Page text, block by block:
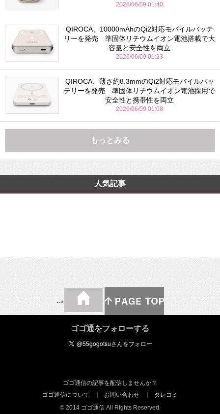
2026/06/09 01:40
QIROCA、10000mAhのQi2対応モバイルバッテ
リーを発売 準固体リチウムイオン電池搭載で大
容量と安全性を両立
2026/06/09 01:23
QIROCA、薄さ約8.3mmのQi2対応モバイルバッ
テリーを発売 準固体リチウムイオン電池採用で
安全性と携帯性を両立
2026/06/09 01:08
もっとみる
人気記事
-->
ゴゴ通をフォローする
ゴゴ通信の記事を配信しませんか？
ゴゴ通信について
お問い合わせ
タレコミ
© 2014 ゴゴ通信 All Rights Reserved.